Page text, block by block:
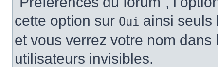
cette option sur Oui ainsi seuls
et vous verrez votre nom
utilisateurs invisibles.